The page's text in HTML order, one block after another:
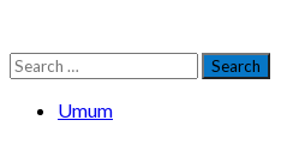
Search
for:
Umum